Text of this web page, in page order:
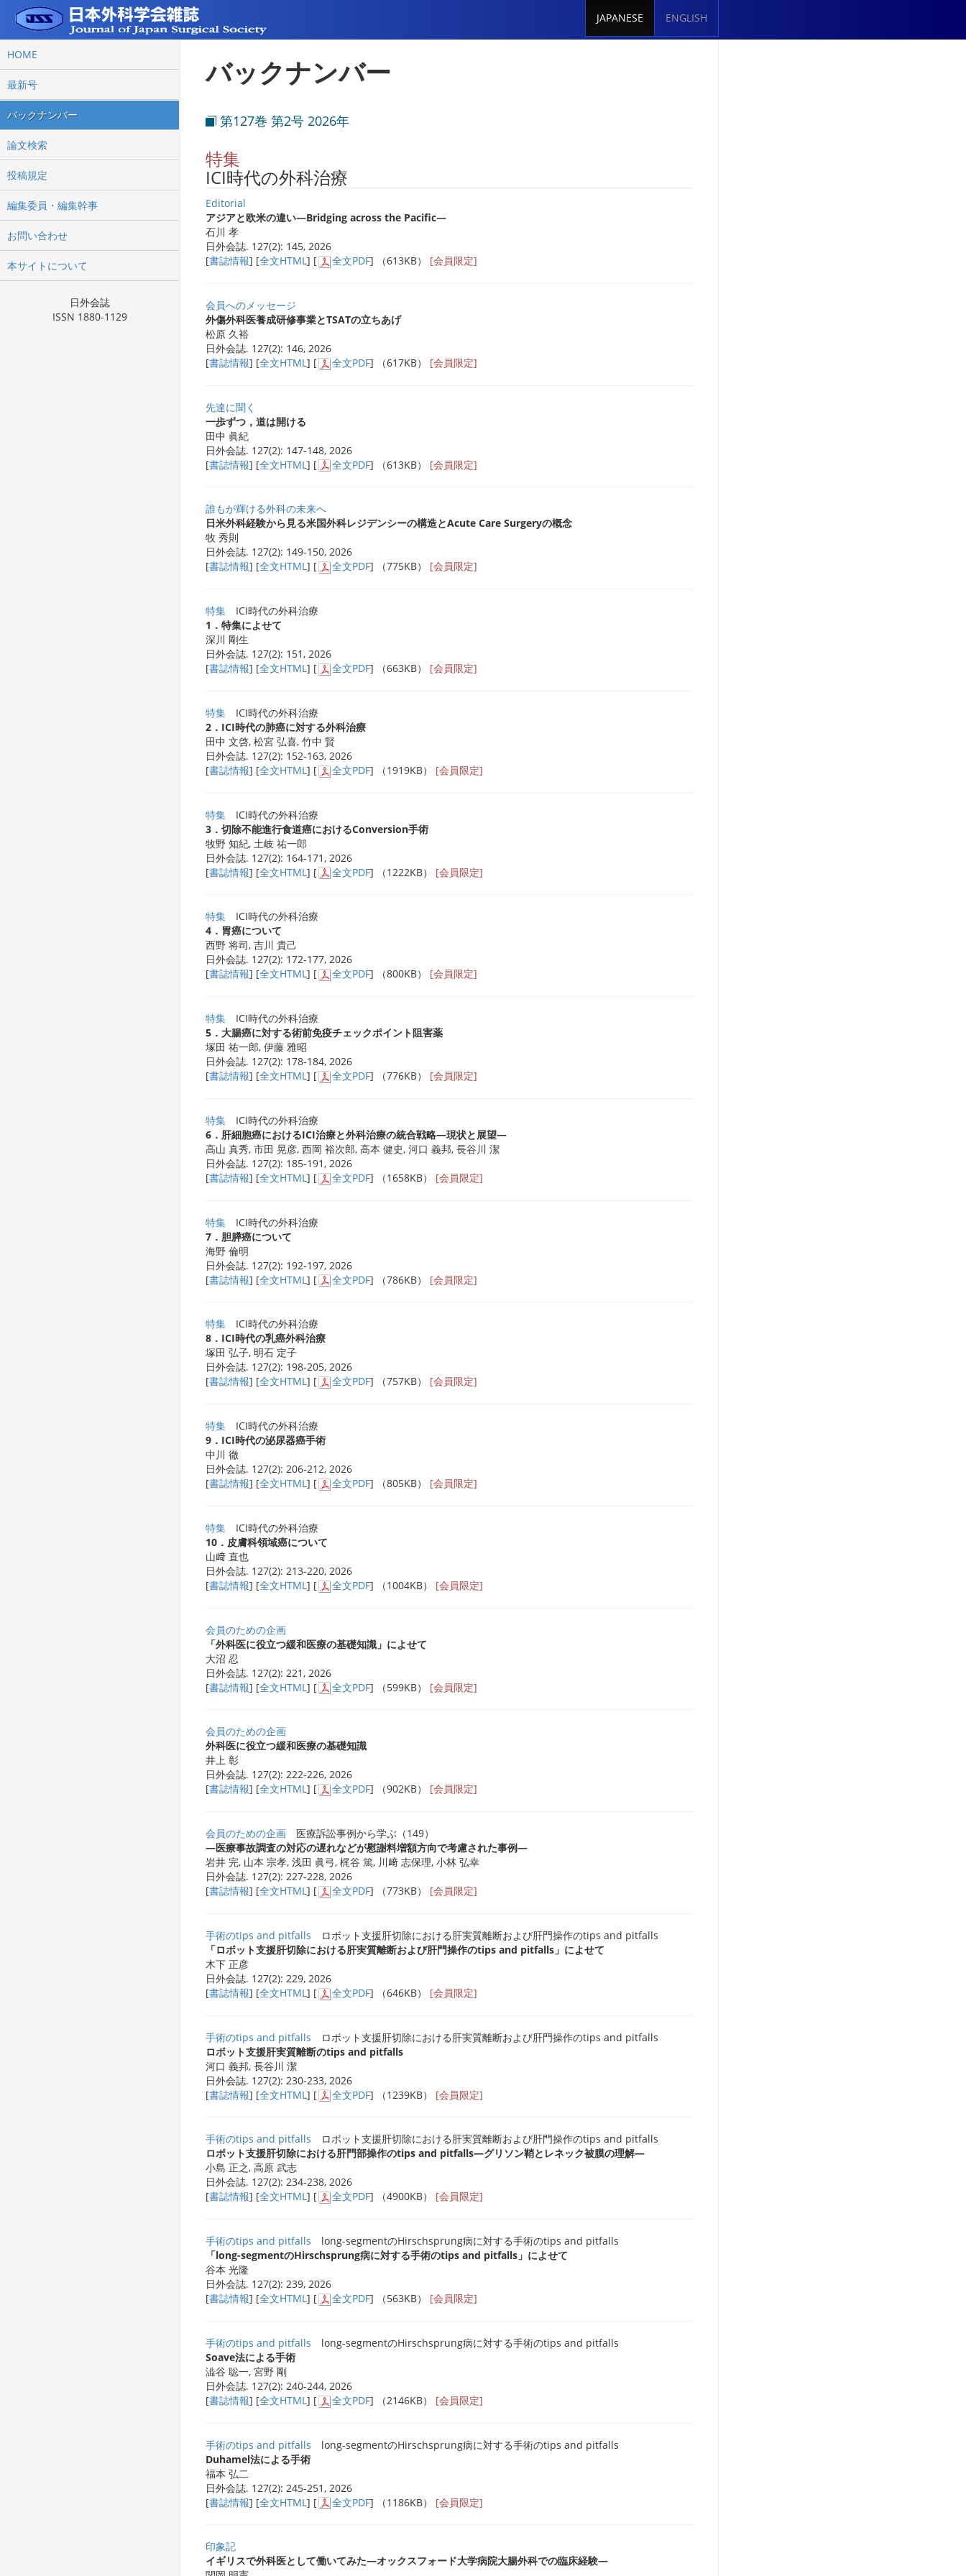
JAPANESE ENGLISH
HOME
最新号
バックナンバー
論文検索
投稿規定
編集委員・編集幹事
お問い合わせ
本サイトについて
日外会誌
ISSN 1880-1129
バックナンバー
第127巻 第2号 2026年
特集
ICI時代の外科治療
Editorial
アジアと欧米の違い―Bridging across the Pacific―
石川 孝
日外会誌. 127(2): 145, 2026
[書誌情報] [全文HTML] [ 全文PDF] （613KB） [会員限定]
会員へのメッセージ
外傷外科医養成研修事業とTSATの立ちあげ
松原 久裕
日外会誌. 127(2): 146, 2026
[書誌情報] [全文HTML ] [ 全文PDF] （617KB） [会員限定]
先達に聞く
一歩ずつ，道は開ける
田中 眞紀
日外会誌. 127(2): 147-148, 2026
[書誌情報] [全文HTML ] [ 全文PDF] （613KB） [会員限定]
誰もが輝ける外科の未来へ
日米外科経験から見る米国外科レジデンシーの構造とAcute Care Surgeryの概念
牧 秀則
日外会誌. 127(2): 149-150, 2026
[書誌情報] [全文HTML] [ 全文PDF] （775KB） [会員限定]
特集 ICI時代の外科治療
1．特集によせて
深川 剛生
日外会誌. 127(2): 151, 2026
[書誌情報] [全文HTML] [ 全文PDF] （663KB） [会員限定]
特集 ICI時代の外科治療
2．ICI時代の肺癌に対する外科治療
田中 文啓, 松宮 弘喜, 竹中 賢
日外会誌. 127(2): 152-163, 2026
[書誌情報] [全文HTML ] [ 全文PDF] （1919KB） [会員限定]
特集 ICI時代の外科治療
3．切除不能進行食道癌におけるConversion手術
牧野 知紀, 土岐 祐一郎
日外会誌. 127(2): 164-171, 2026
[書誌情報] [全文HTML ] [ 全文PDF] （1222KB） [会員限定]
特集 ICI時代の外科治療
4．胃癌について
西野 将司, 吉川 貴己
日外会誌. 127(2): 172-177, 2026
[書誌情報] [全文HTML] [ 全文PDF] （800KB） [会員限定]
特集 ICI時代の外科治療
5．大腸癌に対する術前免疫チェックポイント阻害薬
塚田 祐一郎, 伊藤 雅昭
日外会誌. 127(2): 178-184, 2026
[書誌情報] [全文HTML] [ 全文PDF] （776KB） [会員限定]
特集 ICI時代の外科治療
6．肝細胞癌におけるICI治療と外科治療の統合戦略―現状と展望―
高山 真秀, 市田 晃彦, 西岡 裕次郎, 高本 健史, 河口 義邦, 長谷川 潔
日外会誌. 127(2): 185-191, 2026
[書誌情報] [全文HTML ] [ 全文PDF] （1658KB） [会員限定]
特集 ICI時代の外科治療
7．胆膵癌について
海野 倫明
日外会誌. 127(2): 192-197, 2026
[書誌情報] [全文HTML ] [ 全文PDF] （786KB） [会員限定]
特集 ICI時代の外科治療
8．ICI時代の乳癌外科治療
塚田 弘子, 明石 定子
日外会誌. 127(2): 198-205, 2026
[書誌情報] [全文HTML] [ 全文PDF] （757KB） [会員限定]
特集 ICI時代の外科治療
9．ICI時代の泌尿器癌手術
中川 徹
日外会誌. 127(2): 206-212, 2026
[書誌情報] [全文HTML] [ 全文PDF] （805KB） [会員限定]
特集 ICI時代の外科治療
10．皮膚科領域癌について
山﨑 直也
日外会誌. 127(2): 213-220, 2026
[書誌情報] [全文HTML ] [ 全文PDF] （1004KB） [会員限定]
会員のための企画
「外科医に役立つ緩和医療の基礎知識」によせて
大沼 忍
日外会誌. 127(2): 221, 2026
[書誌情報] [全文HTML ] [ 全文PDF] （599KB） [会員限定]
会員のための企画
外科医に役立つ緩和医療の基礎知識
井上 彰
日外会誌. 127(2): 222-226, 2026
[書誌情報] [全文HTML] [ 全文PDF] （902KB） [会員限定]
会員のための企画 医療訴訟事例から学ぶ（149）
―医療事故調査の対応の遅れなどが慰謝料増額方向で考慮された事例―
岩井 完, 山本 宗孝, 浅田 眞弓, 梶谷 篤, 川﨑 志保理, 小林 弘幸
日外会誌. 127(2): 227-228, 2026
[書誌情報] [全文HTML] [ 全文PDF] （773KB） [会員限定]
手術のtips and pitfalls ロボット支援肝切除における肝実質離断および肝門操作のtips and pitfalls
「ロボット支援肝切除における肝実質離断および肝門操作のtips and pitfalls」によせて
木下 正彦
日外会誌. 127(2): 229, 2026
[書誌情報] [全文HTML ] [ 全文PDF] （646KB） [会員限定]
手術のtips and pitfalls ロボット支援肝切除における肝実質離断および肝門操作のtips and pitfalls
ロボット支援肝実質離断のtips and pitfalls
河口 義邦, 長谷川 潔
日外会誌. 127(2): 230-233, 2026
[書誌情報] [全文HTML ] [ 全文PDF] （1239KB） [会員限定]
手術のtips and pitfalls ロボット支援肝切除における肝実質離断および肝門操作のtips and pitfalls
ロボット支援肝切除における肝門部操作のtips and pitfalls―グリソン鞘とレネック被膜の理解―
小島 正之, 高原 武志
日外会誌. 127(2): 234-238, 2026
[書誌情報] [全文HTML] [ 全文PDF] （4900KB） [会員限定]
手術のtips and pitfalls long-segmentのHirschsprung病に対する手術のtips and pitfalls
「long-segmentのHirschsprung病に対する手術のtips and pitfalls」によせて
谷本 光隆
日外会誌. 127(2): 239, 2026
[書誌情報] [全文HTML] [ 全文PDF] （563KB） [会員限定]
手術のtips and pitfalls long-segmentのHirschsprung病に対する手術のtips and pitfalls
Soave法による手術
澁谷 聡一, 宮野 剛
日外会誌. 127(2): 240-244, 2026
[書誌情報] [全文HTML ] [ 全文PDF] （2146KB） [会員限定]
手術のtips and pitfalls long-segmentのHirschsprung病に対する手術のtips and pitfalls
Duhamel法による手術
福本 弘二
日外会誌. 127(2): 245-251, 2026
[書誌情報] [全文HTML ] [ 全文PDF] （1186KB） [会員限定]
印象記
イギリスで外科医として働いてみた―オックスフォード大学病院大腸外科での臨床経験―